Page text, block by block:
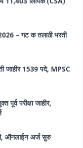
– गट क तलाठी भरती
1539 पदे, MPSC
परीक्षा जाहीर,
ऑनलाईन अर्ज सुरु